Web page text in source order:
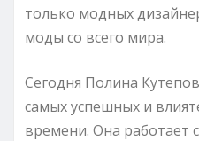
только модных
моды со всего мира.
Сегодня Полина
самых успешных и
времени. Она работает